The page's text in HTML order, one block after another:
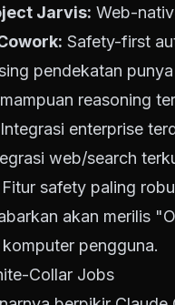
Jarvis: Web-
Safety-first
pendekatan
reasoning
enterprise
web/search
safety paling
akan merilis
pengguna.
Collar Jobs